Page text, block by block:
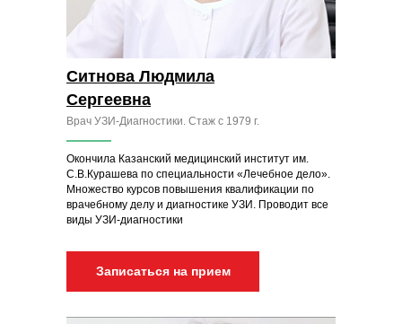
Записаться на прием
Окончила Казанский медицинский институт им.
С.В.Курашева по специальности «Лечебное дело».
Множество курсов повышения квалификации по
врачебному делу и диагностике УЗИ. Проводит все
виды УЗИ-диагностики
Врач УЗИ-Диагностики. Стаж с 1979 г.
Ситнова Людмила
Сергеевна